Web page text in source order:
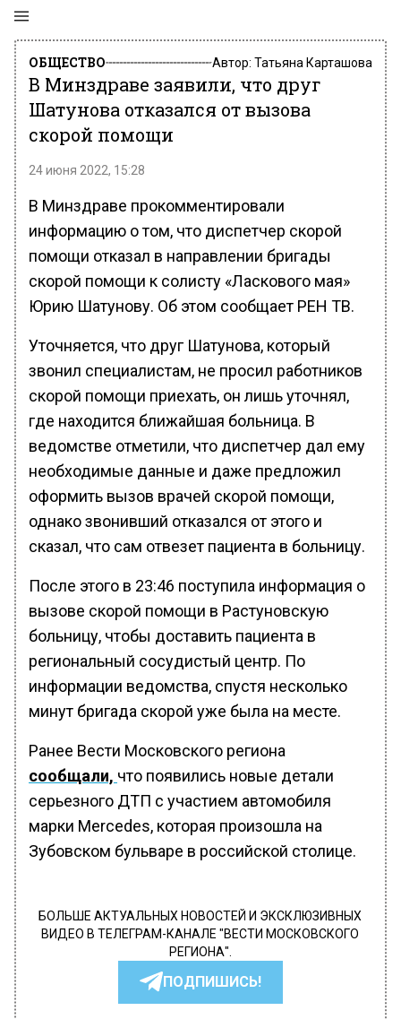
ОБЩЕСТВО Автор: Татьяна Карташова
В Минздраве заявили, что друг
Шатунова отказался от вызова
скорой помощи
24 июня 2022, 15:28
В Минздраве прокомментировали
информацию о том, что диспетчер скорой
помощи отказал в направлении бригады
скорой помощи к солисту «Ласкового мая»
Юрию Шатунову. Об этом сообщает РЕН ТВ.
Уточняется, что друг Шатунова, который
звонил специалистам, не просил работников
скорой помощи приехать, он лишь уточнял,
где находится ближайшая больница. В
ведомстве отметили, что диспетчер дал ему
необходимые данные и даже предложил
оформить вызов врачей скорой помощи,
однако звонивший отказался от этого и
сказал, что сам отвезет пациента в больницу.
После этого в 23:46 поступила информация о
вызове скорой помощи в Растуновскую
больницу, чтобы доставить пациента в
региональный сосудистый центр. По
информации ведомства, спустя несколько
минут бригада скорой уже была на месте.
Ранее Вести Московского региона
сообщали, что появились новые детали
серьезного ДТП с участием автомобиля
марки Mercedes, которая произошла на
Зубовском бульваре в российской столице.
БОЛЬШЕ АКТУАЛЬНЫХ НОВОСТЕЙ И ЭКСКЛЮЗИВНЫХ
ВИДЕО В ТЕЛЕГРАМ-КАНАЛЕ "ВЕСТИ МОСКОВСКОГО
РЕГИОНА".
ПОДПИШИСЬ!